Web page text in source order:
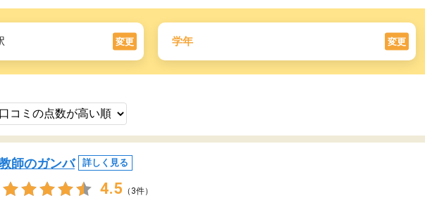
変更 学年 変更
師のガンバ 詳しく見る
4.5 （3件）